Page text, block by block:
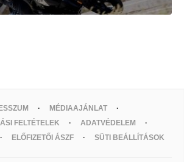
MÉDIAAJÁNLAT
FELTÉTELEK
ADATVÉDELEM
ELŐFIZETŐI ÁSZF SÜTI BEÁLLÍTÁSOK